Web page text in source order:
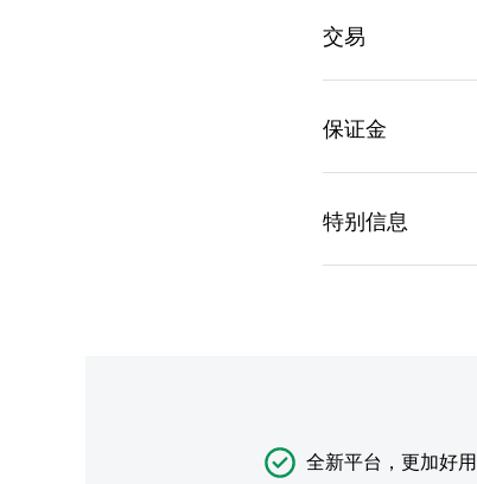
全新平台，更加好用